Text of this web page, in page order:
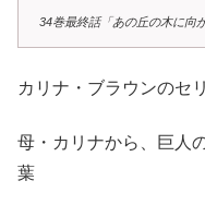
34巻最終話「あの丘の木に
カリナ・ブラウンのセ
母・カリナから、巨人
葉